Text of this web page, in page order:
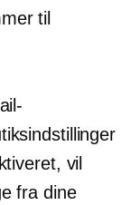
til
vil
fra dine